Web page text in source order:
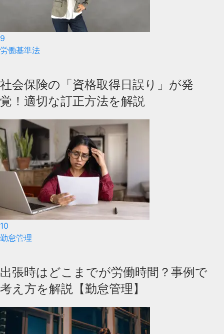
9
労働基準法
社会保険の「資格取得日誤り」が発
覚！適切な訂正方法を解説
10
勤怠管理
出張時はどこまでが労働時間？事例で
考え方を解説【勤怠管理】